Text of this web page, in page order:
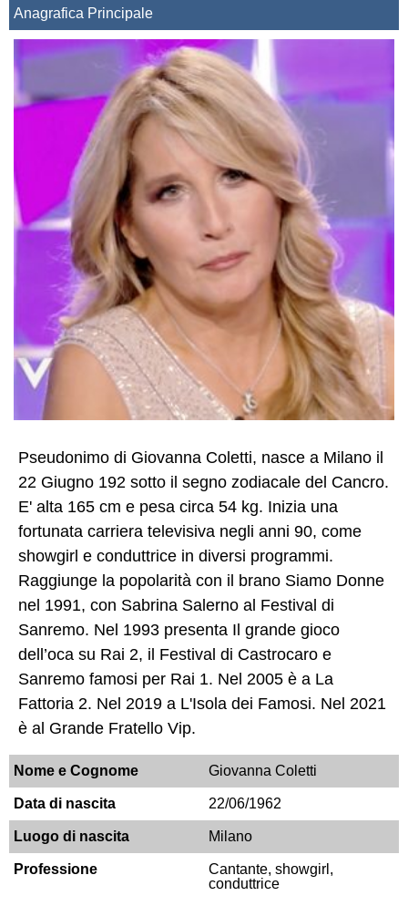
Anagrafica Principale
Pseudonimo di Giovanna Coletti, nasce a Milano il
22 Giugno 192 sotto il segno zodiacale del Cancro.
E' alta 165 cm e pesa circa 54 kg. Inizia una
fortunata carriera televisiva negli anni 90, come
showgirl e conduttrice in diversi programmi.
Raggiunge la popolarità con il brano Siamo Donne
nel 1991, con Sabrina Salerno al Festival di
Sanremo. Nel 1993 presenta Il grande gioco
dell’oca su Rai 2, il Festival di Castrocaro e
Sanremo famosi per Rai 1. Nel 2005 è a La
Fattoria 2. Nel 2019 a L'Isola dei Famosi. Nel 2021
è al Grande Fratello Vip.
Nome e Cognome Giovanna Coletti
Data di nascita 22/06/1962
Luogo di nascita Milano
Professione
Cantante, showgirl,
conduttrice